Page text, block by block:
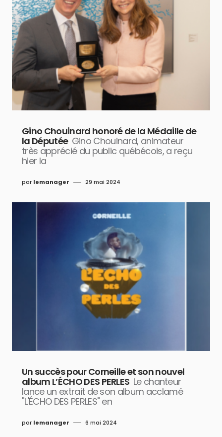
Gino Chouinard honoré de la Médaille de
la Députée Gino Chouinard, animateur
très apprécié du public québécois, a reçu
hier la
par lemanager 29 mai 2024
Un succès pour Corneille et son nouvel
album L’ÉCHO DES PERLES Le chanteur
lance un extrait de son album acclamé
"L'ÉCHO DES PERLES" en
par lemanager 6 mai 2024